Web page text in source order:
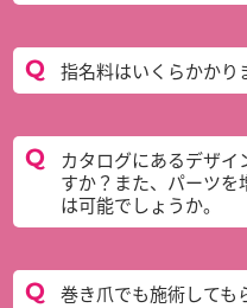
指名料はいくらかかり
カタログにあるデザ
すか？また、パーツ
は可能でしょうか。
巻き爪でも施術しても